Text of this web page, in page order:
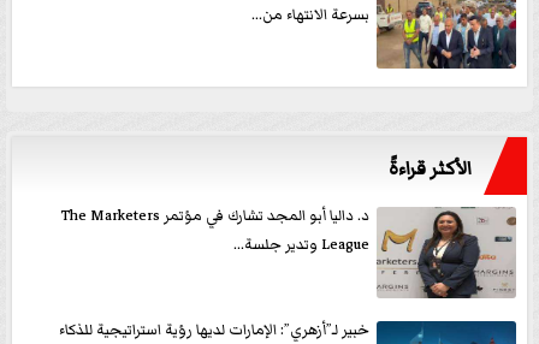
بسرعة الانتهاء من...
الأكثر قراءةً
د. داليا أبو المجد تشارك في مؤتمر The Marketers
League وتدير جلسة...
خبير لـ”أزهري”: الإمارات لديها رؤية استراتيجية للذكاء